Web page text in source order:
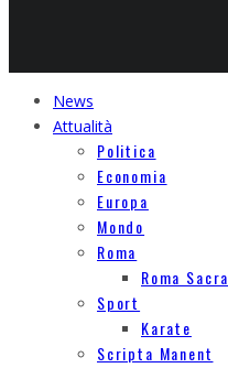
News
Attualità
Politica
Economia
Europa
Mondo
Roma
Roma Sacra
Sport
Karate
Scripta Manent